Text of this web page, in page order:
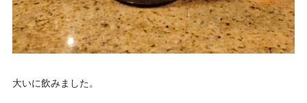
大いに飲みました。